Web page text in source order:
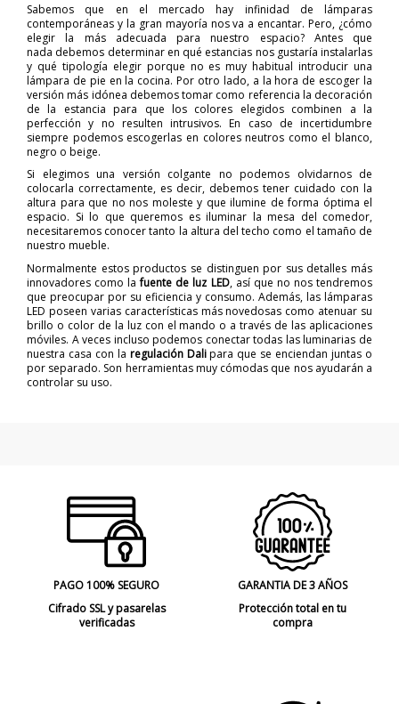
Sabemos que en el mercado hay infinidad de lámparas
contemporáneas y la gran mayoría nos va a encantar. Pero, ¿cómo
elegir la más adecuada para nuestro espacio? Antes que
nada debemos determinar en qué estancias nos gustaría instalarlas
y qué tipología elegir porque no es muy habitual introducir una
lámpara de pie en la cocina. Por otro lado, a la hora de escoger la
versión más idónea debemos tomar como referencia la decoración
de la estancia para que los colores elegidos combinen a la
perfección y no resulten intrusivos. En caso de incertidumbre
siempre podemos escogerlas en colores neutros como el blanco,
negro o beige.
Si elegimos una versión colgante no podemos olvidarnos de
colocarla correctamente, es decir, debemos tener cuidado con la
altura para que no nos moleste y que ilumine de forma óptima el
espacio. Si lo que queremos es iluminar la mesa del comedor,
necesitaremos conocer tanto la altura del techo como el tamaño de
nuestro mueble.
Normalmente estos productos se distinguen por sus detalles más
innovadores como lafuente de luz LED, así que no nos tendremos
que preocupar por su eficiencia y consumo. Además, las lámparas
LED poseen varias características más novedosas como atenuar su
brillo o color de la luz con el mando o a través de las aplicaciones
móviles. A veces incluso podemos conectar todas las luminarias de
nuestra casa con la regulación Dalipara que se enciendan juntas o
por separado. Son herramientas muy cómodas que nos ayudarán a
controlar su uso.
PAGO 100% SEGURO
Cifrado SSL y pasarelas
verificadas
GARANTIA DE 3 AÑOS
Protección total en tu
compra